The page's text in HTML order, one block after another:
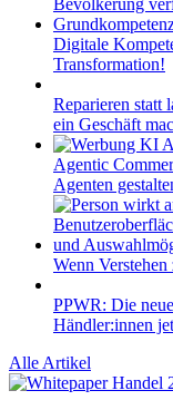
Digitale
Transformation!
Reparieren statt
ein Geschäft
Agentic
Agenten
Wenn
PPWR: Die
Händler:innen
Alle Artikel